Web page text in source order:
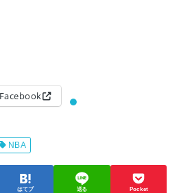
Facebook
NBA
はてブ 送る Pocket